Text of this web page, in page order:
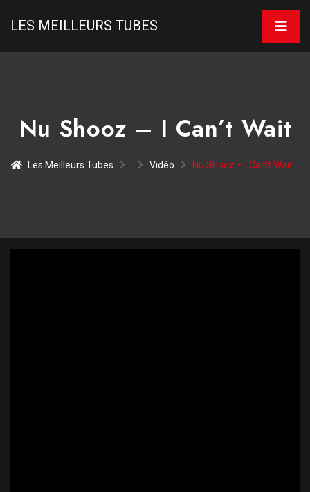
LES MEILLEURS TUBES
Nu Shooz – I Can’t Wait
Les Meilleurs Tubes Vidéo Nu Shooz – I Can’t Wait